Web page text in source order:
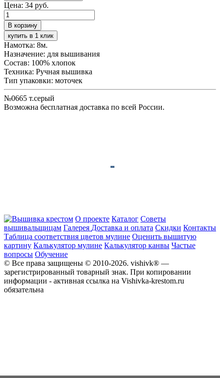
Цена: 34 руб.
купить в 1 клик
Намотка: 8м.
Назначение: для вышивания
Состав: 100% хлопок
Техника: Ручная вышивка
Тип упаковки: моточек
№0665 т.серый
Возможна бесплатная доставка по всей России.
О проекте Каталог Советы
вышивальщицам Галерея Доставка и оплата Скидки Контакты
Таблица соответствия цветов мулине Оценить вышитую
картину Калькулятор мулине Калькулятор канвы Частые
вопросы Обучение
© Все права защищены © 2010-2026. vishivk® —
зарегистрированный товарный знак. При копировании
информации - активная ссылка на Vishivka-krestom.ru
обязательна